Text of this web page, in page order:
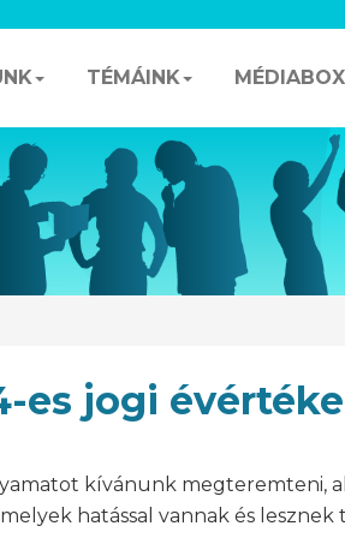
TÉMÁINK MÉDIABOX
es jogi
kívánunk megteremteni,
hatással vannak és